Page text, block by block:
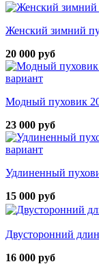
Женский зимний
20 000 руб
вариант
Модный пуховик
23 000 руб
вариант
Удлиненный
15 000 руб
Двусторонний
16 000 руб